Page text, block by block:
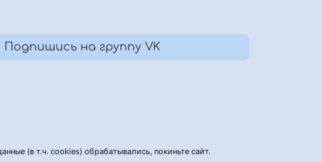
Подпишись на группу VK
(в т.ч. cookies) обрабатывались, покиньте сайт.